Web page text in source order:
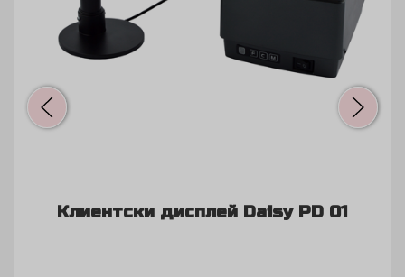
Адаптер за Daisy Smart S